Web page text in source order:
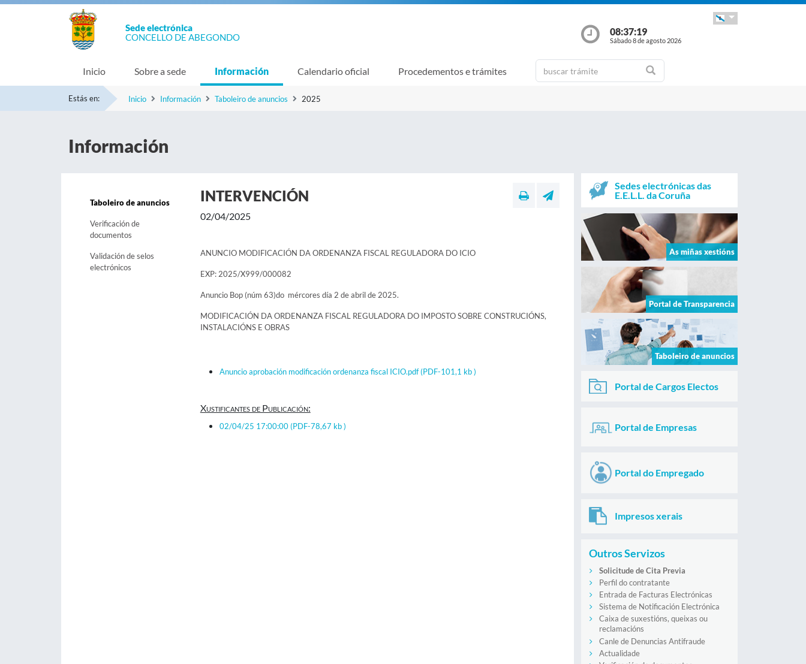
Sede electrónica
CONCELLO DE ABEGONDO
08:37:19
Sábado 8 de agosto 2026
Inicio Sobre a sede Información Calendario oficial Procedementos e trámites
Estás en: Inicio Información Taboleiro de anuncios 2025
Información
Taboleiro de anuncios
Verificación de
documentos
Validación de selos
electrónicos
INTERVENCIÓN
02/04/2025
ANUNCIO MODIFICACIÓN DA ORDENANZA FISCAL REGULADORA DO ICIO
EXP: 2025/X999/000082
Anuncio Bop (núm 63)do mércores día 2 de abril de 2025.
MODIFICACIÓN DA ORDENANZA FISCAL REGULADORA DO IMPOSTO SOBRE CONSTRUCIÓNS,
INSTALACIÓNS E OBRAS
Anuncio aprobación modificación ordenanza fiscal ICIO.pdf(PDF-101,1 kb )
Xustificantes de Publicación:
02/04/25 17:00:00(PDF-78,67 kb )
Sedes electrónicas das
E.E.L.L. da Coruña
As miñas xestións
Portal de Transparencia
Taboleiro de anuncios
Portal de Cargos Electos
Portal de Empresas
Portal do Empregado
Impresos xerais
Outros Servizos
Solicitude de Cita Previa
Perfil do contratante
Entrada de Facturas Electrónicas
Sistema de Notificación Electrónica
Caixa de suxestións, queixas ou
reclamacións
Canle de Denuncias Antifraude
Actualidade